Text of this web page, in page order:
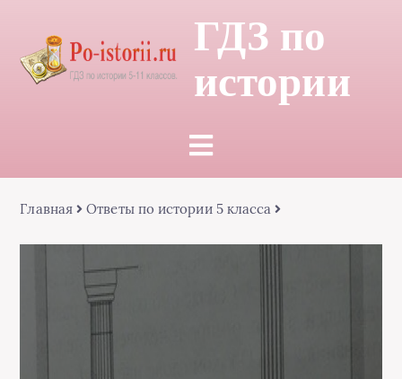
ГДЗ по
истории
Главная Ответы по истории 5 класса